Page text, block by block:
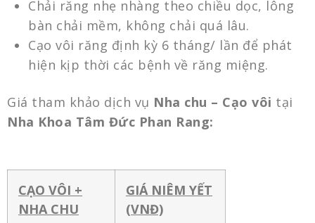
Chải răng nhẹ nhàng theo chiều dọc, lông
bàn chải mềm, không chải quá lâu.
Cạo vôi răng định kỳ 6 tháng/ lần để phát
hiện kịp thời các bệnh về răng miệng.
Giá tham khảo dịch vụ Nha chu – Cạo vôi tại
Nha Khoa Tâm Đức Phan Rang:
CẠO VÔI +
NHA CHU
GIÁ NIÊM YẾT
(VNĐ)